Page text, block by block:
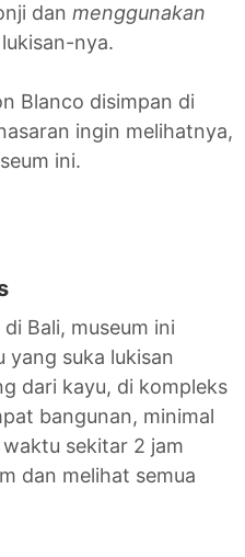
dan menggunakan
nya.
Blanco disimpan di
ingin melihatnya,
ini.
Bali, museum ini
yang suka lukisan
dari kayu, di kompleks
bangunan, minimal
sekitar 2 jam
dan melihat semua